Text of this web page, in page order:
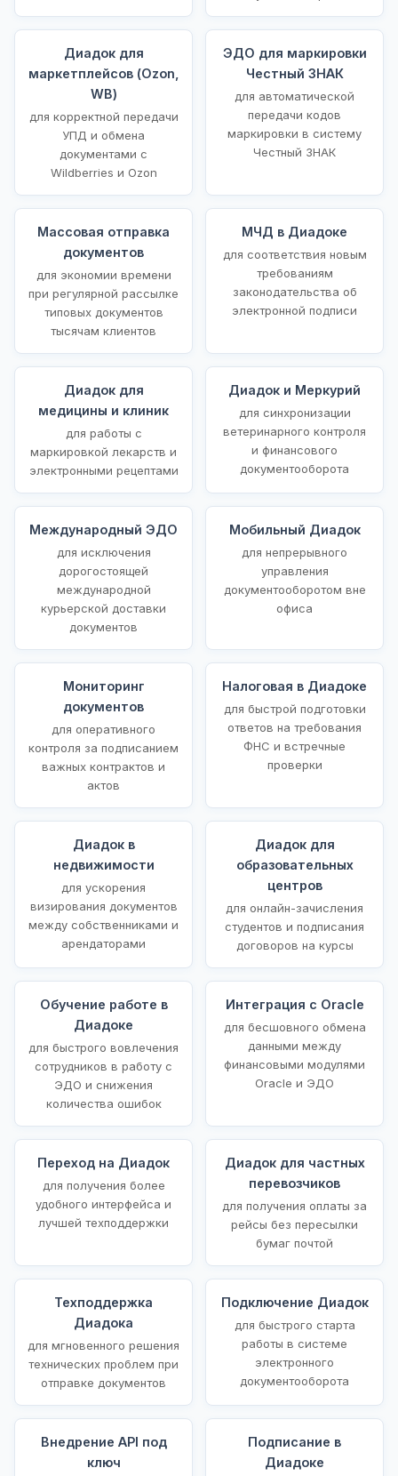
Диадок для
маркетплейсов (Ozon,
WB)
для корректной передачи
УПД и обмена
документами с
Wildberries и Ozon
ЭДО для маркировки
Честный ЗНАК
для автоматической
передачи кодов
маркировки в систему
Честный ЗНАК
Массовая отправка
документов
для экономии времени
при регулярной рассылке
типовых документов
тысячам клиентов
МЧД в Диадоке
для соответствия новым
требованиям
законодательства об
электронной подписи
Диадок для
медицины и клиник
для работы с
маркировкой лекарств и
электронными рецептами
Диадок и Меркурий
для синхронизации
ветеринарного контроля
и финансового
документооборота
Международный ЭДО
для исключения
дорогостоящей
международной
курьерской доставки
документов
Мобильный Диадок
для непрерывного
управления
документооборотом вне
офиса
Мониторинг
документов
для оперативного
контроля за подписанием
важных контрактов и
актов
Налоговая в Диадоке
для быстрой подготовки
ответов на требования
ФНС и встречные
проверки
Диадок в
недвижимости
для ускорения
визирования документов
между собственниками и
арендаторами
Диадок для
образовательных
центров
для онлайн-зачисления
студентов и подписания
договоров на курсы
Обучение работе в
Диадоке
для быстрого вовлечения
сотрудников в работу с
ЭДО и снижения
количества ошибок
Интеграция с Oracle
для бесшовного обмена
данными между
финансовыми модулями
Oracle и ЭДО
Переход на Диадок
для получения более
удобного интерфейса и
лучшей техподдержки
Диадок для частных
перевозчиков
для получения оплаты за
рейсы без пересылки
бумаг почтой
Техподдержка
Диадока
для мгновенного решения
технических проблем при
отправке документов
Подключение Диадок
для быстрого старта
работы в системе
электронного
документооборота
Внедрение API под
ключ
Подписание в
Диадоке